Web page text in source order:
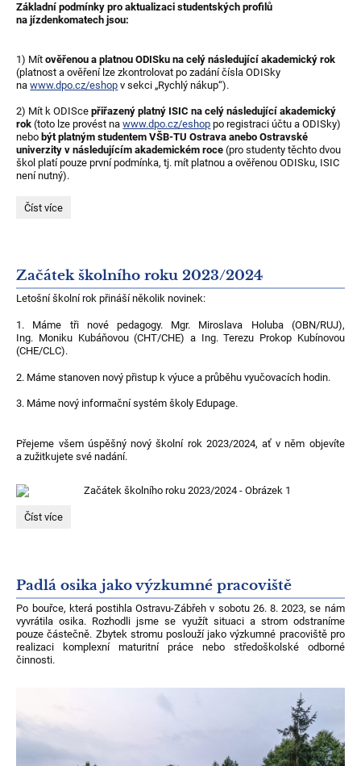
Základní podmínky pro aktualizaci studentských profilů
na jízdenkomatech jsou:
1) Mítověřenou a platnou ODISku na celý následující akademický rok
(platnost a ověření lze zkontrolovat po zadání čísla ODISky
nawww.dpo.cz/eshop v sekci „Rychlý nákup“).
2) Mít k ODIScepřiřazený platný ISIC na celý následující akademický
rok (toto lze provést nawww.dpo.cz/eshop po registraci účtu a ODISky)
nebo být platným studentem VŠB-TU Ostrava anebo Ostravské
univerzity v následujícím akademickém roce (pro studenty těchto dvou
škol platí pouze první podmínka, tj. mít platnou a ověřenou ODISku, ISIC
není nutný).
Aktualizace
Ostrava:
Číst více
Začátek školního roku 2023/2024
Letošní školní rok přináší několik novinek:
1. Máme tři nové pedagogy. Mgr. Miroslava Holuba (OBN/RUJ),
Ing. Moniku Kubáňovou (CHT/CHE) a Ing. Terezu Prokop Kubínovou
(CHE/CLC).
2. Máme stanoven nový přistup k výuce a průběhu vyučovacích hodin.
3. Máme nový informační systém školy Edupage.
Přejeme všem úspěšný nový školní rok 2023/2024, ať v něm objevíte
a zužitkujete své nadání.
Začátek
Číst více
Padlá osika jako výzkumné pracoviště
Po bouřce, která postihla Ostravu-Zábřeh v sobotu 26. 8. 2023, se nám
vyvrátila osika. Rozhodli jsme se využít situaci a strom odstraníme
pouze částečně. Zbytek stromu poslouží jako výzkumné pracoviště pro
realizaci komplexní maturitní práce nebo středoškolské odborné
činnosti.